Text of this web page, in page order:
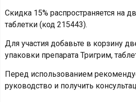
Скидка 15% распространяется на
таблетки (код 215443).
Для участия добавьте в корзину
упаковки препарата Тригрим,
Перед использованием
руководство и получить